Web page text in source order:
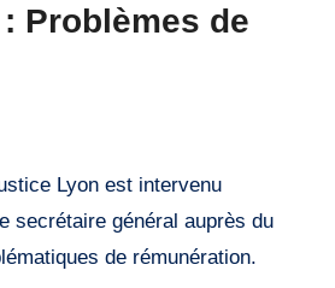
Problèmes de
secrétaire général auprès du
de rémunération.